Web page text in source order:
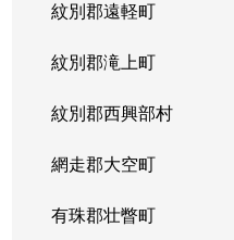
紋別郡遠軽町
紋別郡滝上町
紋別郡西興部村
網走郡大空町
有珠郡壮瞥町